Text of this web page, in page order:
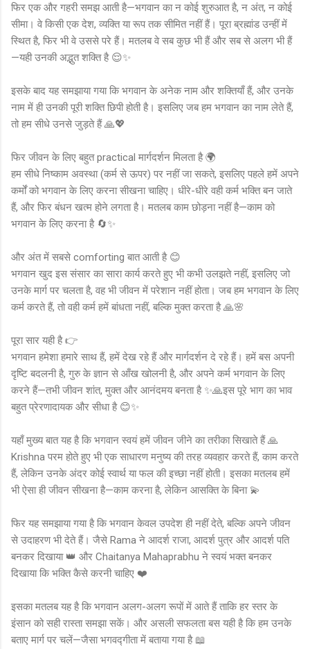
फिर एक और गहरी समझ आती है—भगवान का न कोई शुरुआत है, न अंत, न कोई
सीमा। वे किसी एक देश, व्यक्ति या रूप तक सीमित नहीं हैं। पूरा ब्रह्मांड उन्हीं में
स्थित है, फिर भी वे उससे परे हैं। मतलब वे सब कुछ भी हैं और सब से अलग भी हैं
—यही उनकी अद्भुत शक्ति है 😌✨
इसके बाद यह समझाया गया कि भगवान के अनेक नाम और शक्तियाँ हैं, और उनके
नाम में ही उनकी पूरी शक्ति छिपी होती है। इसलिए जब हम भगवान का नाम लेते हैं,
तो हम सीधे उनसे जुड़ते हैं 🙏💖
फिर जीवन के लिए बहुत practical मार्गदर्शन मिलता है 🌍
हम सीधे निष्काम अवस्था (कर्म से ऊपर) पर नहीं जा सकते, इसलिए पहले हमें अपने
कर्मों को भगवान के लिए करना सीखना चाहिए। धीरे-धीरे वही कर्म भक्ति बन जाते
हैं, और फिर बंधन खत्म होने लगता है। मतलब काम छोड़ना नहीं है—काम को
भगवान के लिए करना है 🔄✨
और अंत में सबसे comforting बात आती है 😊
भगवान खुद इस संसार का सारा कार्य करते हुए भी कभी उलझते नहीं, इसलिए जो
उनके मार्ग पर चलता है, वह भी जीवन में परेशान नहीं होता। जब हम भगवान के लिए
कर्म करते हैं, तो वही कर्म हमें बांधता नहीं, बल्कि मुक्त करता है 🙏🌸
पूरा सार यही है 👉
भगवान हमेशा हमारे साथ हैं, हमें देख रहे हैं और मार्गदर्शन दे रहे हैं। हमें बस अपनी
दृष्टि बदलनी है, गुरु के ज्ञान से आँख खोलनी है, और अपने कर्म भगवान के लिए
करने हैं—तभी जीवन शांत, मुक्त और आनंदमय बनता है ✨🙏इस पूरे भाग का भाव
बहुत प्रेरणादायक और सीधा है 😊✨
यहाँ मुख्य बात यह है कि भगवान स्वयं हमें जीवन जीने का तरीका सिखाते हैं 🙏
Krishna परम होते हुए भी एक साधारण मनुष्य की तरह व्यवहार करते हैं, काम करते
हैं, लेकिन उनके अंदर कोई स्वार्थ या फल की इच्छा नहीं होती। इसका मतलब हमें
भी ऐसा ही जीवन सीखना है—काम करना है, लेकिन आसक्ति के बिना 💫
फिर यह समझाया गया है कि भगवान केवल उपदेश ही नहीं देते, बल्कि अपने जीवन
से उदाहरण भी देते हैं। जैसे Rama ने आदर्श राजा, आदर्श पुत्र और आदर्श पति
बनकर दिखाया 👑 और Chaitanya Mahaprabhu ने स्वयं भक्त बनकर
दिखाया कि भक्ति कैसे करनी चाहिए ❤️
इसका मतलब यह है कि भगवान अलग-अलग रूपों में आते हैं ताकि हर स्तर के
इंसान को सही रास्ता समझा सकें। और असली सफलता बस यही है कि हम उनके
बताए मार्ग पर चलें—जैसा भगवद्गीता में बताया गया है 📖